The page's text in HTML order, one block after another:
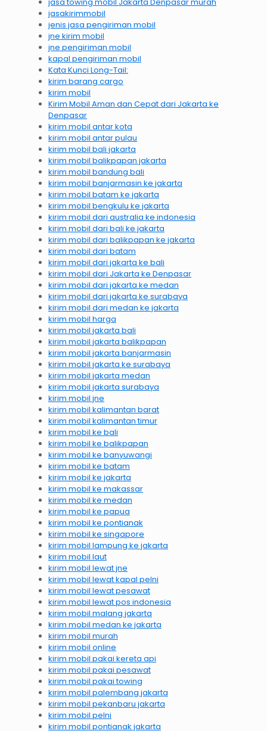
jasakirimmobil
jenis jasa pengiriman mobil
jne kirim mobil
jne pengiriman mobil
kapal pengiriman mobil
Kata Kunci Long-Tail:
kirim barang cargo
kirim mobil
Kirim Mobil Aman dan Cepat dari Jakarta ke
Denpasar
kirim mobil antar kota
kirim mobil antar pulau
kirim mobil bali jakarta
kirim mobil balikpapan jakarta
kirim mobil bandung bali
kirim mobil banjarmasin ke jakarta
kirim mobil batam ke jakarta
kirim mobil bengkulu ke jakarta
kirim mobil dari australia ke indonesia
kirim mobil dari bali ke jakarta
kirim mobil dari balikpapan ke jakarta
kirim mobil dari batam
kirim mobil dari jakarta ke bali
kirim mobil dari Jakarta ke Denpasar
kirim mobil dari jakarta ke medan
kirim mobil dari jakarta ke surabaya
kirim mobil dari medan ke jakarta
kirim mobil harga
kirim mobil jakarta bali
kirim mobil jakarta balikpapan
kirim mobil jakarta banjarmasin
kirim mobil jakarta ke surabaya
kirim mobil jakarta medan
kirim mobil jakarta surabaya
kirim mobil jne
kirim mobil kalimantan barat
kirim mobil kalimantan timur
kirim mobil ke bali
kirim mobil ke balikpapan
kirim mobil ke banyuwangi
kirim mobil ke batam
kirim mobil ke jakarta
kirim mobil ke makassar
kirim mobil ke medan
kirim mobil ke papua
kirim mobil ke pontianak
kirim mobil ke singapore
kirim mobil lampung ke jakarta
kirim mobil laut
kirim mobil lewat jne
kirim mobil lewat kapal pelni
kirim mobil lewat pesawat
kirim mobil lewat pos indonesia
kirim mobil malang jakarta
kirim mobil medan ke jakarta
kirim mobil murah
kirim mobil online
kirim mobil pakai kereta api
kirim mobil pakai pesawat
kirim mobil pakai towing
kirim mobil palembang jakarta
kirim mobil pekanbaru jakarta
kirim mobil pelni
kirim mobil pontianak jakarta